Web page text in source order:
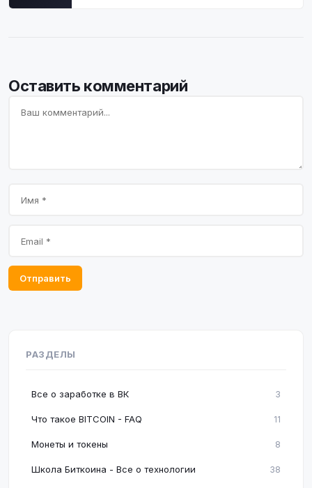
Оставить комментарий
Отправить
РАЗДЕЛЫ
Все о заработке в ВК 3
Что такое BITCOIN - FAQ 11
Монеты и токены 8
Школа Биткоина - Все о технологии 38